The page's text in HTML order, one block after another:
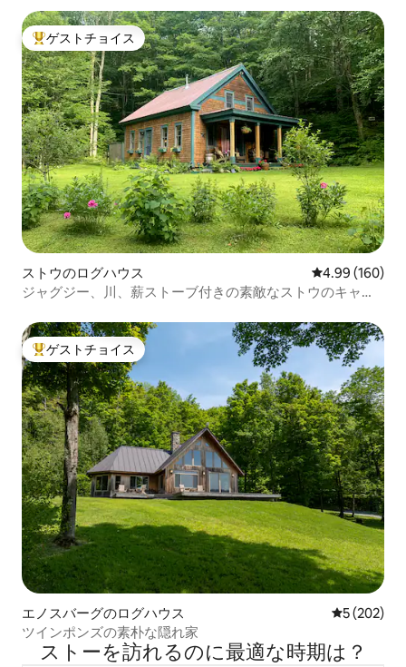
大好評のゲストチョイスです。
ゲストチョイス
ストウのログハウス レビュー160
4.99 (160)
ジャグジー、川、薪ストーブ付きの素敵なストウのキャビ
大好評のゲストチョイスです。
ゲストチョイス
エノスバーグのログハウス レビュー
5 (202)
ツインポンズの素朴な隠れ家
ストーを訪⁠れ⁠るの⁠に最⁠適⁠な時⁠期⁠は⁠？